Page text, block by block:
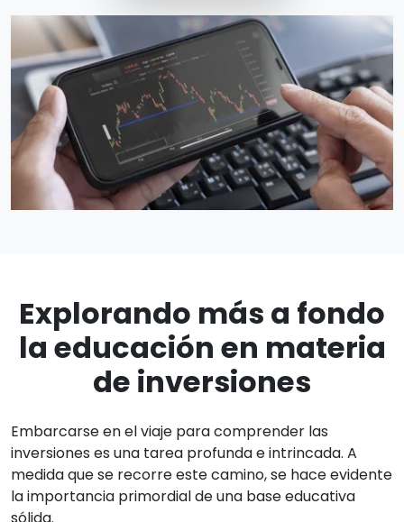
Explorando más a fondo
la educación en materia
de inversiones
Embarcarse en el viaje para comprender las
inversiones es una tarea profunda e intrincada. A
medida que se recorre este camino, se hace evidente
la importancia primordial de una base educativa
sólida.